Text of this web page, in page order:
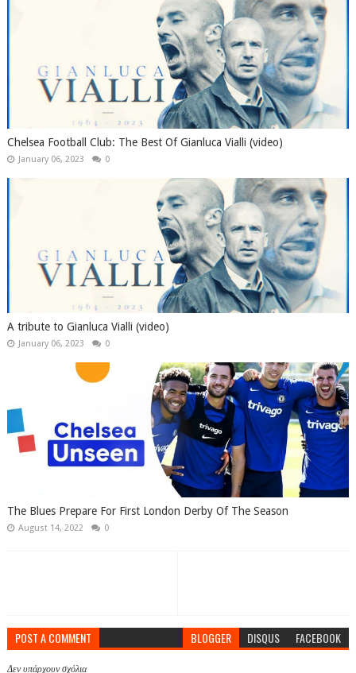
Chelsea Football Club: The Best Of Gianluca Vialli (video)
January 06, 2023 0
A tribute to Gianluca Vialli (video)
January 06, 2023 0
The Blues Prepare For First London Derby Of The Season
August 14, 2022 0
POST A COMMENT BLOGGER DISQUS FACEBOOK
Δεν υπάρχουν σχόλια